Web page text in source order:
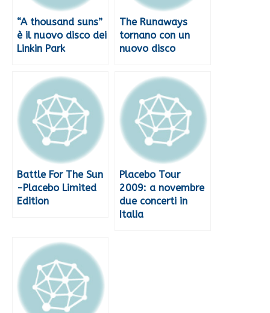
“A thousand suns”
è il nuovo disco dei
Linkin Park
The Runaways
tornano con un
nuovo disco
Battle For The Sun
-Placebo Limited
Edition
Placebo Tour
2009: a novembre
due concerti in
Italia